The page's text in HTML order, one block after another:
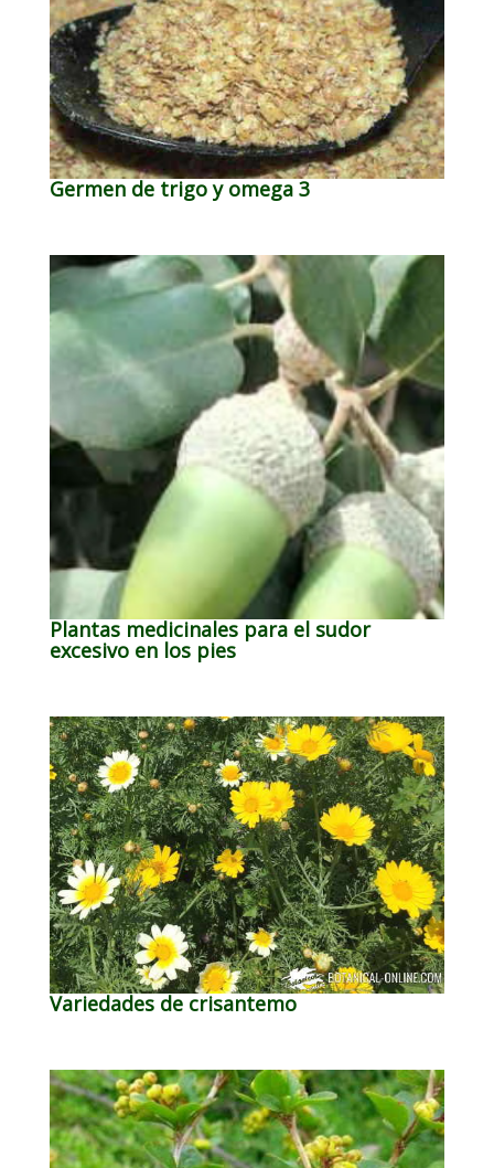
Germen de trigo y omega 3
Plantas medicinales para el sudor
excesivo en los pies
Variedades de crisantemo